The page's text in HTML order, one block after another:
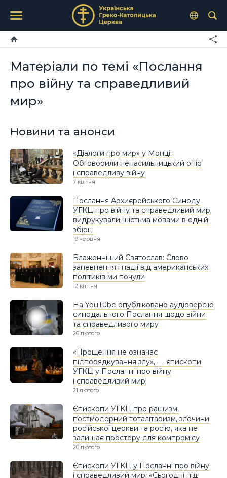
Матеріали по темі «Послання
про війну та справедливий
мир»
Новини та анонси
«Діалоги про мир» у Монці:
Обговорили ненасильницький опір
і справедливу війну
7 квітня
Послання Архиєрейського Синоду
УГКЦ про війну та справедливий мир
видрукували шістьма мовами в одній
збірці
19 червня
Блаженніший Святослав: Слово
запевнення і надії від американських
політиків ми почули
12 квітня
На YouTube опубліковано аудіоверсію
синодального Послання щодо війни
та справедливого миру
26 лютого
«Прощення не означає
підпорядкування злу», — єпископи
УГКЦ у Посланні про війну
і справедливий мир
21 лютого
Єпископи УГКЦ про рашизм,
постмодерний тоталітаризм, злочини
російської церкви та росію, яка не
залишає простору для компромісу
20 лютого
Єпископи УГКЦ у Посланні про війну
і справедливий мир: «Сьогодні під